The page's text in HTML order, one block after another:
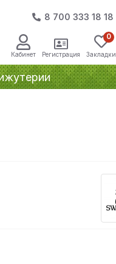
8 700 333 18 18
Кабинет Регистрация Закладки
0